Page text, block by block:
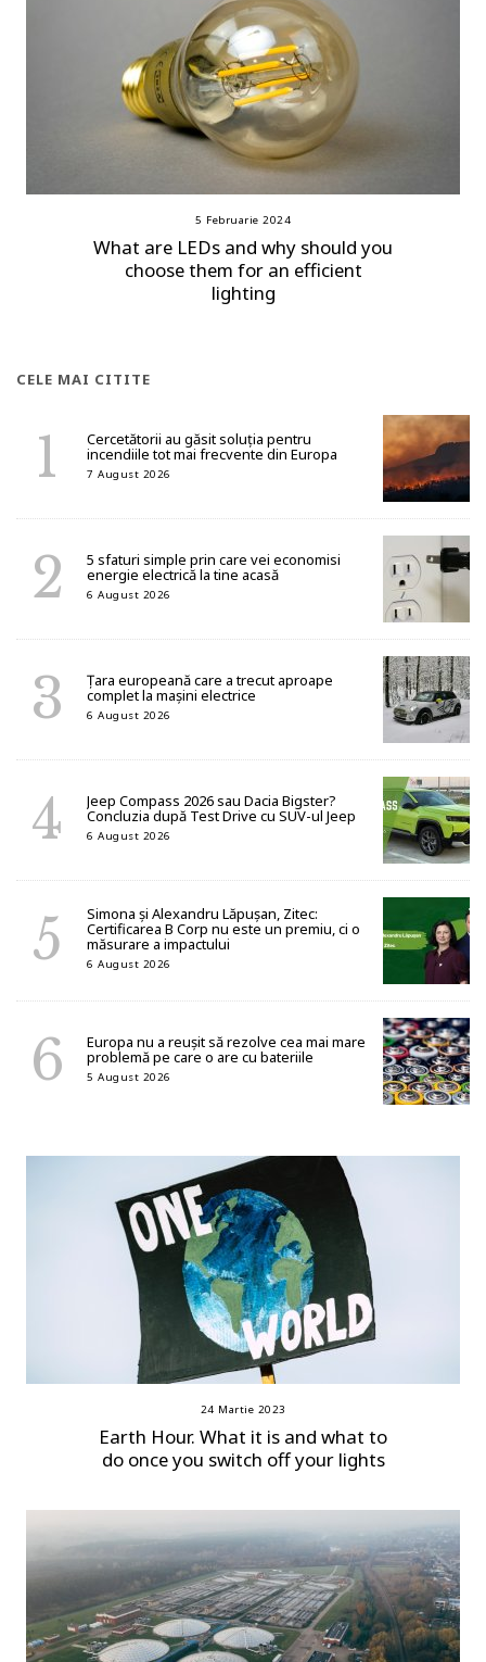
5 Februarie 2024
What are LEDs and why should you
choose them for an efficient
lighting
CELE MAI CITITE
Cercetătorii au găsit soluția pentru
incendiile tot mai frecvente din Europa
7 August 2026
5 sfaturi simple prin care vei economisi
energie electrică la tine acasă
6 August 2026
Țara europeană care a trecut aproape
complet la mașini electrice
6 August 2026
Jeep Compass 2026 sau Dacia Bigster?
Concluzia după Test Drive cu SUV-ul Jeep
6 August 2026
Simona și Alexandru Lăpușan, Zitec:
Certificarea B Corp nu este un premiu, ci o
măsurare a impactului
6 August 2026
Europa nu a reușit să rezolve cea mai mare
problemă pe care o are cu bateriile
5 August 2026
24 Martie 2023
Earth Hour. What it is and what to
do once you switch off your lights